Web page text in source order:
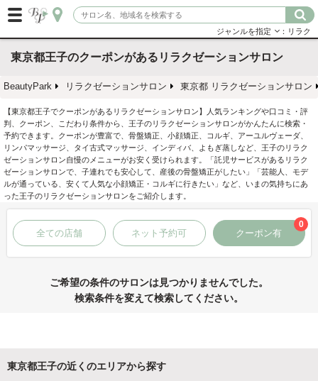
ジャンルを指定 ：リラク
東京都王子のクーポンがあるリラクゼーションサロン
BeautyPark リラクゼーションサロン 東京都 リラクゼーションサロン
【東京都王子でクーポンがあるリラクゼーションサロン】人気ランキングや口コミ・評
判、クーポン、こだわり条件から、王子のリラクゼーションサロンがかんたんに検索・
予約できます。クーポンが豊富で、骨盤矯正、小顔矯正、コルギ、アーユルヴェーダ、
リンパマッサージ、タイ古式マッサージ、インディバ、よもぎ蒸しなど、王子のリラク
ゼーションサロン自慢のメニューがお安く受けられます。「託児サービスがあるリラク
ゼーションサロンで、子連れでも安心して、産後の骨盤矯正がしたい」「芸能人、モデ
ルが通っている、安くて人気な小顔矯正・コルギに行きたい」など、いまの気持ちにあ
った王子のリラクゼーションサロンをご紹介します。
全ての店舗 ネット予約可 クーポン有
0
ご希望の条件のサロンは見つかりませんでした。
検索条件を変えて検索してください。
東京都王子の近くのエリアから探す